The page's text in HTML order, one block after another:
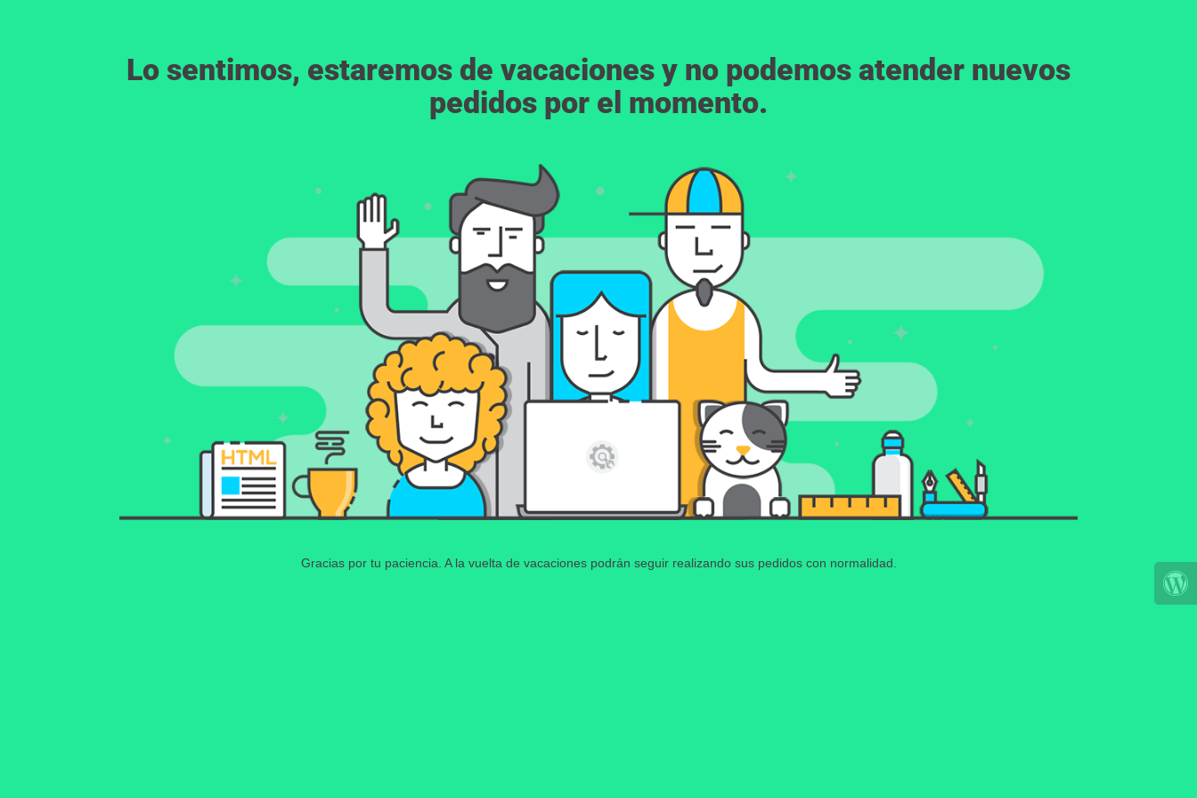
Lo sentimos, estaremos de vacaciones y no podemos atender nuevos
pedidos por el momento.
Gracias por tu paciencia. A la vuelta de vacaciones podrán seguir realizando sus pedidos con normalidad.